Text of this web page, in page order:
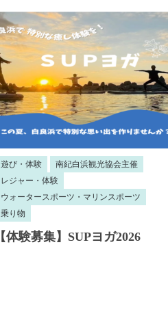
遊び・体験
南紀白浜観光協会主催
レジャー・体験
ウォータースポーツ・マリンスポーツ
乗り物
【体験募集】SUPヨガ2026